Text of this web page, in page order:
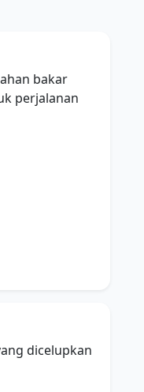
bakar
perjalanan
dicelupkan